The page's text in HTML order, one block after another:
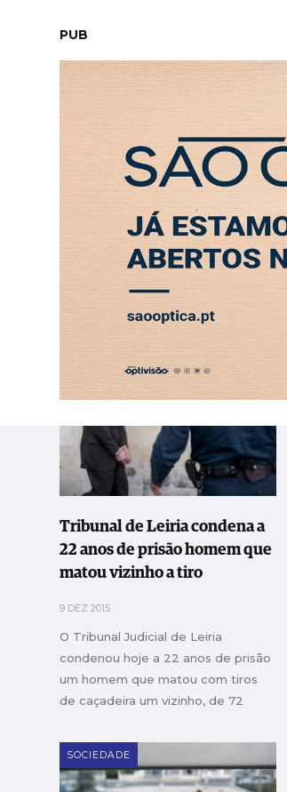
PUB
ENTREVISTA SOCIEDADE
Tag:tribunal
SOCIEDADE
Tribunal de Leiria condena a
22 anos de prisão homem que
matou vizinho a tiro
9 DEZ 2015
O Tribunal Judicial de Leiria
condenou hoje a 22 anos de prisão
um homem que matou com tiros
de caçadeira um vizinho, de 72
concelho de Leiria.
SOCIEDADE